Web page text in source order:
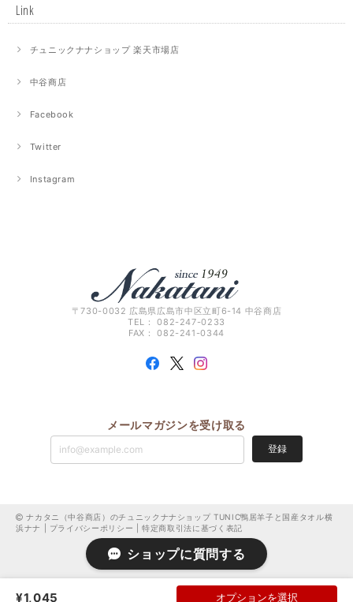
Link
チュニックナナショップ 楽天市場店
中谷商店
Facebook
Twitter
Instagram
〒730-0032 広島県広島市中区立町6-14 中谷商店
TEL： 082-247-0233
FAX： 082-241-0344
メールマガジンを受け取る
登録
ナカタニ（中谷商店）のチュニックナナショップ TUNIC鴨居羊子と国産タオル横
浜ナナ | プライバシーポリシー |特定商取引法に基づく表記
¥1,045 オプションを選択
ショップに質問する